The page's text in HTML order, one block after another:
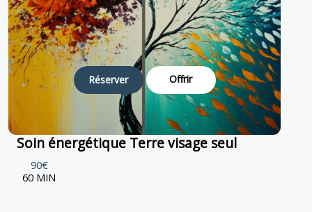
Réserver Offrir
Soin énergétique Terre visage seul
90€
60 MIN